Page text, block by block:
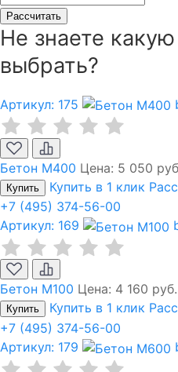
Рассчитать
Не знаете
выбрать?
Артикул: 175
Бетон М400 Цена: 5 050
Купить Купить в 1 клик
+7 (495) 374-56-00
Артикул: 169
Бетон М100 Цена: 4 160 руб.
Купить Купить в 1 клик
+7 (495) 374-56-00
Артикул: 179